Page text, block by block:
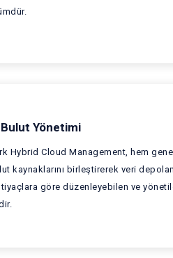
Yönetimi
Hybrid Cloud Management, hem
kaynaklarını birleştirerek veri
göre düzenleyebilen ve